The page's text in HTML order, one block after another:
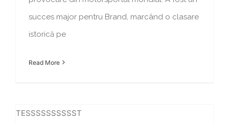
succes major pentru Brand, marcând o clasare
istorică pe
Read More
TESSSSSSSSSST